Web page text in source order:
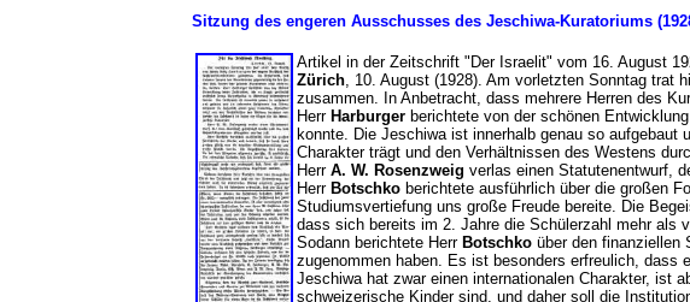
Sitzung des engeren Ausschusses des Jeschiwa-Kuratoriums
Artikel in der Zeitschrift "Der Israelit" vom 16. August
Zürich, 10. August (1928). Am vorletzten Sonntag trat
zusammen. In Anbetracht, dass mehrere Herren des
Herr Harburger berichtete von der schönen
konnte. Die Jeschiwa ist innerhalb genau so
Charakter trägt und den Verhältnissen des Westens
Herr A. W. Rosenzweig verlas einen Statutenentwurf,
Herr Botschko berichtete ausführlich über die großen
Studiumsvertiefung uns große Freude bereite. Die
dass sich bereits im 2. Jahre die Schülerzahl mehr als
Sodann berichtete Herr Botschko über den finanziellen
zugenommen haben. Es ist besonders erfreulich, dass
Jeschiwa hat zwar einen internationalen Charakter, ist
schweizerische Kinder sind, und daher soll die